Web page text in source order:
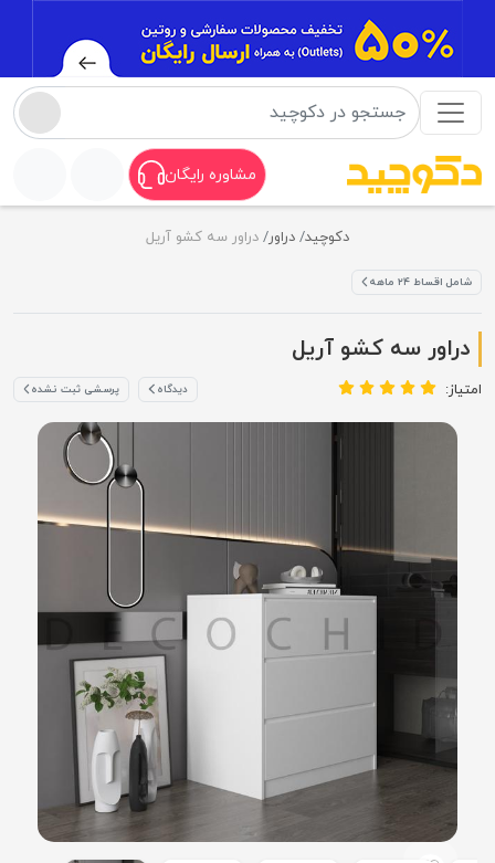
مشاوره رایگان
دکوچید دراور دراور سه کشو آریل
شامل اقساط ۲۴ ماهه
دراور سه کشو آریل
امتیاز: دیدگاه پرسشی ثبت نشده